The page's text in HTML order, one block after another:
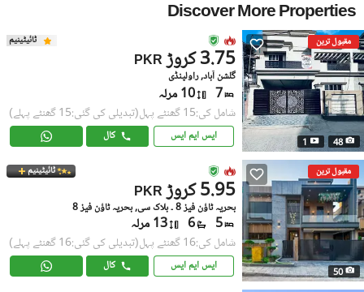
Discover More Properties
مقبول ترین
48
1
ٹائیٹینیم
PKR 3.75 کروڑ
گلشن آباد, راولپنڈی
7 10 مرلہ
شامل کی:15 گھنٹے پہل (تبدیلی کی گئی:15 گھنٹے پہلے)
ایس ایم ایس کال
مقبول ترین
50
ٹائیٹینیم
PKR 5.95 کروڑ
بحریہ ٹاؤن فیز 8 ۔ بلاک سی, بحریہ ٹاؤن فیز 8
5
6 13 مرلہ
شامل کی:16 گھنٹے پہل (تبدیلی کی گئی:16 گھنٹے پہلے)
ایس ایم ایس کال